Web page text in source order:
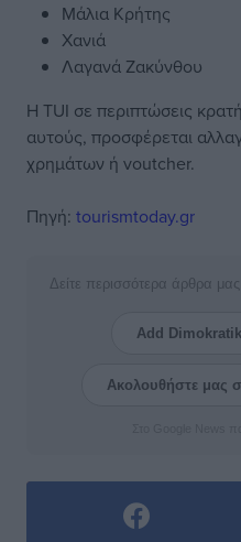
Μάλια Κρήτης
Χανιά
Λαγανά Ζακύνθου
Η TUI σε περιπτώσεις
αυτούς, προσφέρεται
χρημάτων ή voutcher.
Πηγή: tourismtoday.gr
Δείτε περισσότερα άρθρα
Add
Ακολουθήστε μας